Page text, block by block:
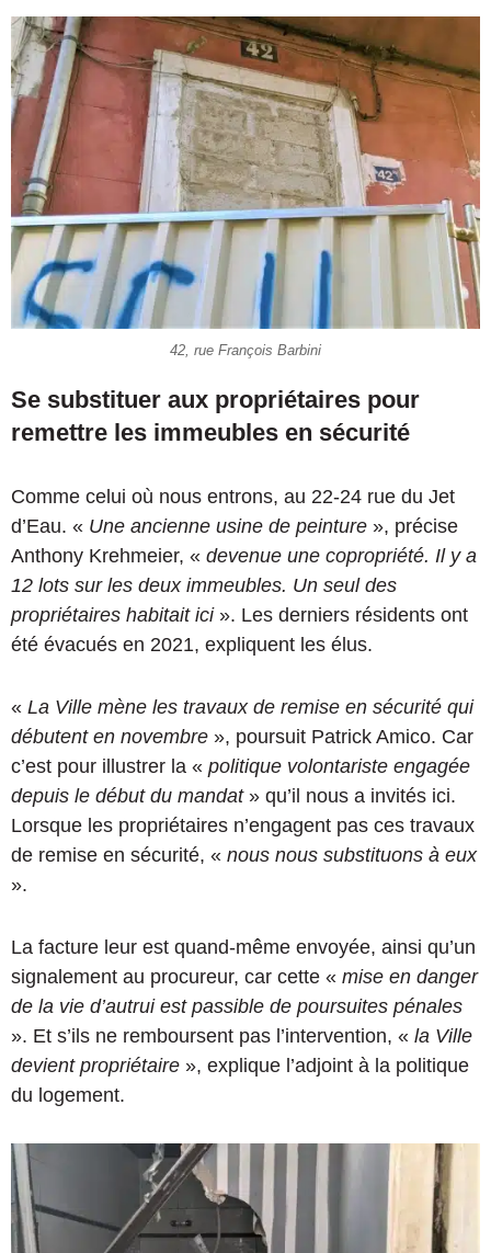
42, rue François Barbini
Se substituer aux propriétaires pour
remettre les immeubles en sécurité
Comme celui où nous entrons, au 22-24 rue du Jet
d’Eau. « Une ancienne usine de peinture », précise
Anthony Krehmeier, « devenue une copropriété. Il y a
12 lots sur les deux immeubles. Un seul des
propriétaires habitait ici ». Les derniers résidents ont
été évacués en 2021, expliquent les élus.
« La Ville mène les travaux de remise en sécurité qui
débutent en novembre », poursuit Patrick Amico. Car
c’est pour illustrer la « politique volontariste engagée
depuis le début du mandat» qu’il nous a invités ici.
Lorsque les propriétaires n’engagent pas ces travaux
de remise en sécurité, « nous nous substituons à eux
».
La facture leur est quand-même envoyée, ainsi qu’un
signalement au procureur, car cette « mise en danger
de la vie d’autrui est passible de poursuites pénales
». Et s’ils ne remboursent pas l’intervention, « la Ville
devient propriétaire », explique l’adjoint à la politique
du logement.